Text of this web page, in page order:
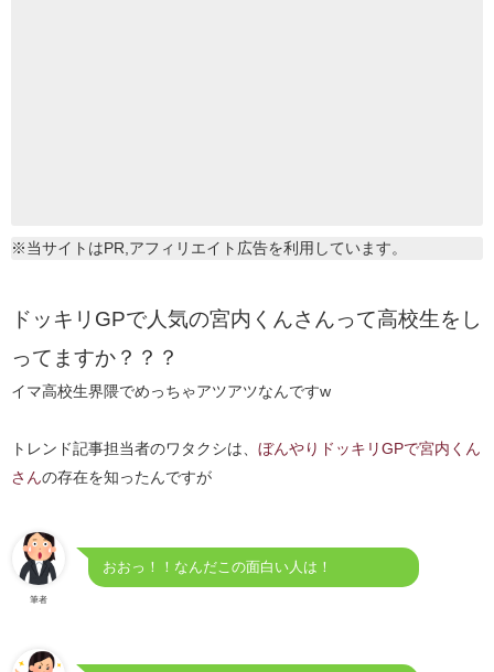
※当サイトはPR,アフィリエイト広告を利用しています。
ドッキリGPで人気の宮内くんさんって高校生をし
ってますか？？？
イマ高校生界隈でめっちゃアツアツなんですw
トレンド記事担当者のワタクシは、 ぼんやりドッキリGPで宮内くん
さんの存在を知ったんですが
筆者
おおっ！！なんだこの面白い人は！